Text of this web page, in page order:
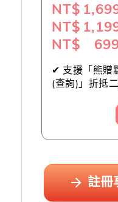
NT$
NT$
NT$
✔ 支援「熊贈
(查詢)」折抵
註冊